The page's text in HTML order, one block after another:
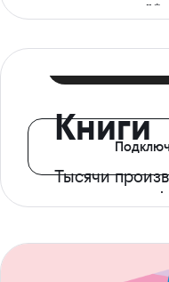
ограничений*
Книги
Тысячи
с доступом